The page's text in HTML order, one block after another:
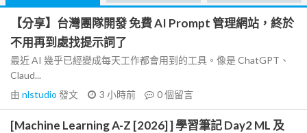
【分享】台灣團隊開發 免費 AI Prompt 管理網站，終於
不用再到處找提示詞了
最近 AI 幾乎已經變成每天工作都會用到的工具。像是 ChatGPT、
Claud...
由 nlstudio 發文 3 小時前 0個留言
[Machine Learning A-Z [2026] ] 學習筆記 Day2 ML 及